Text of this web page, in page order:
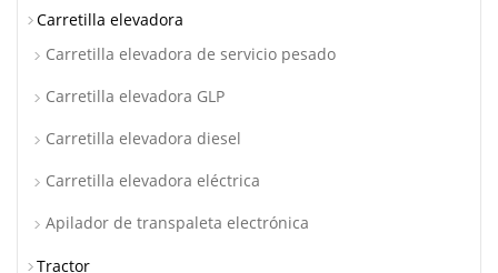
Carretilla elevadora
Carretilla elevadora de servicio pesado
Carretilla elevadora GLP
Carretilla elevadora diesel
Carretilla elevadora eléctrica
Apilador de transpaleta electrónica
Tractor